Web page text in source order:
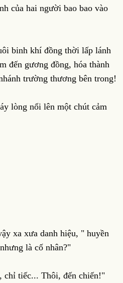
của hai người bao bao vào
binh khí đồng thời lấp lánh
đến gương đồng, hóa thành
trường thương bên trong!
lòng nổi lên một chút cảm
xa xưa danh hiệu, " huyền
là cố nhân?"
chỉ tiếc... Thôi, đến chiến!"